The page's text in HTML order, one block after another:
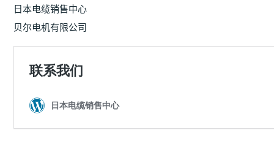
日本电缆销售中心
贝尔电机有限公司